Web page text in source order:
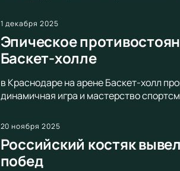
1 декабря 2025
Эпическое
Баскет-холле
в Краснодаре на арене Баскет-холл
динамичная игра и мастерство
20 ноября 2025
Российский костяк
побед